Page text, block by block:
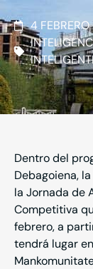
4
Dentro del
Debagoiena,
la Jornada de
Competitiva
febrero, a
tendrá lugar